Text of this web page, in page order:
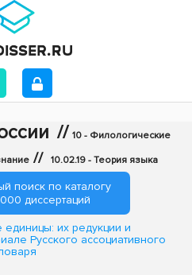
// 10 - Филологические
// 10.02.19 - Теория языка
поиск по каталогу
диссертаций
их редукции и
Русского ассоциативного